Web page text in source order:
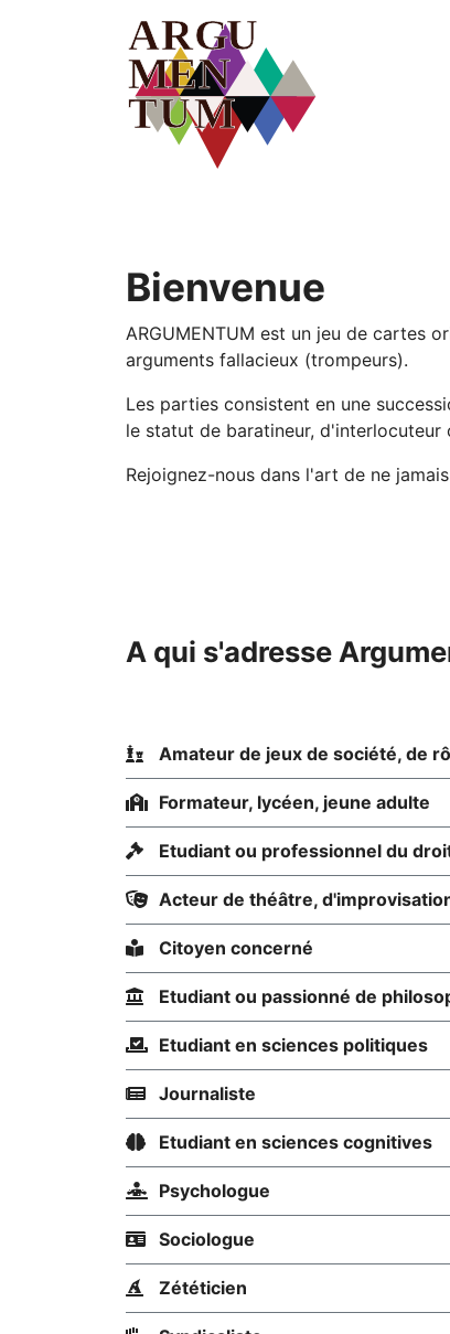
Bienvenue
ARGUMENTUM est un jeu de cartes
arguments fallacieux (trompeurs).
Les parties consistent en une
le statut de baratineur,
Rejoignez-nous dans l'art de ne
A qui s'adresse
Amateur de jeux de société, de
Formateur, lycéen, jeune adulte
Etudiant ou professionnel du
Acteur de théâtre,
Citoyen concerné
Etudiant ou passionné de
Etudiant en sciences politiques
Journaliste
Etudiant en sciences cognitives
Psychologue
Sociologue
Zététicien